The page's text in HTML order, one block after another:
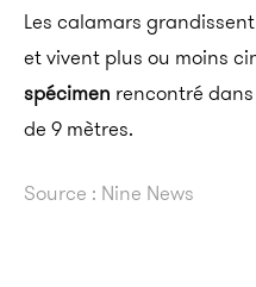
Les calamars
et vivent plus ou moins
spécimen rencontré
de 9 mètres.
Source : Nine News